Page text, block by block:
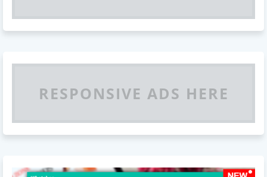
RESPONSIVE ADS HERE